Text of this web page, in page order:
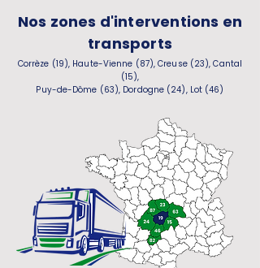
Nos zones d'interventions en
transports
Corrèze (19), Haute-Vienne (87), Creuse (23), Cantal
(15),
Puy-de-Dôme (63), Dordogne (24), Lot (46)